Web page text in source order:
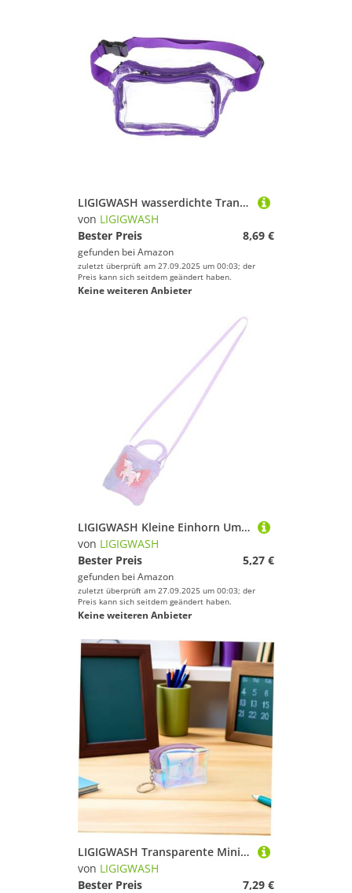
LIGIGWASH wasserdichte Transparente Bauchtasche mit Ausreichend Stauraum Praktischer Aufbewahrung für Handy Schlüssel Karten für Laufen Camping Reisen und Alltag PVC Outdoor Sport
von LIGIGWASH
Bester Preis
8,69 €
gefunden bei Amazon
zuletzt überprüft am 27.09.2025 um 00:03; der
Preis kann sich seitdem geändert haben.
Keine weiteren Anbieter
LIGIGWASH Kleine Einhorn Umhängetasche für Mädchen Niedliche Plüsch Handtasche mit Verstellbarem Schultergurt Leichte und Kompakte Crossbody Tasche für Alltag und Party
von LIGIGWASH
Bester Preis
5,27 €
gefunden bei Amazon
zuletzt überprüft am 27.09.2025 um 00:03; der
Preis kann sich seitdem geändert haben.
Keine weiteren Anbieter
LIGIGWASH Transparente Mini Geldbörse Damen mit Schlüsselanhänger Holografische Irideszierende Münzgeldbörse Platzsparend und Langlebig Durchsichtige Portemonnaie für Mädchen und Frauen
von LIGIGWASH
Bester Preis
7,29 €